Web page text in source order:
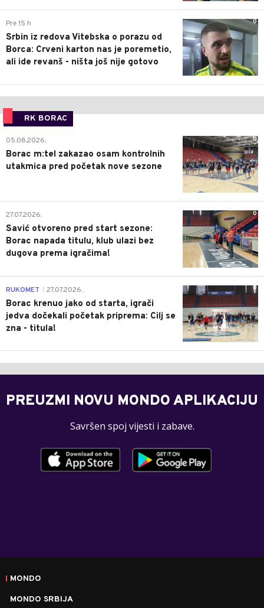
0
Pre 15 h
Srbin iz redova Vitebska o porazu od
Borca: Crveni karton nas je poremetio,
ali ide revanš - ništa još nije gotovo
RK BORAC
0
05.08.2026.
Borac m:tel zakazao osam kontrolnih
utakmica pred početak nove sezone
0
27.07.2026.
Savić otvoreno pred start sezone:
Borac napada titulu, klub ulazi bez
dugova prema igračima!
0
RUKOMET 27.07.2026.
Borac krenuo jako od starta, igrači
jedva dočekali početak priprema: Cilj se
zna - titula!
PREUZMI NOVU MONDO APLIKACIJU
Savršen spoj vijesti i zabave.
MONDO
MONDO SRBIJA